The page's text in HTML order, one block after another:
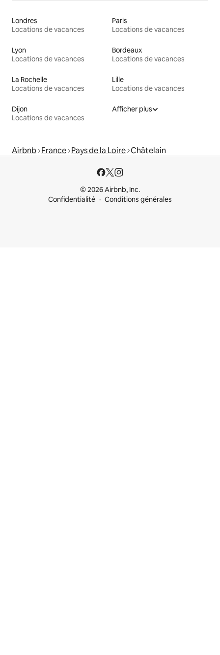
Londres
Locations de vacances
Paris
Locations de vacances
Lyon
Locations de vacances
Bordeaux
Locations de vacances
La Rochelle
Locations de vacances
Lille
Locations de vacances
Dijon
Locations de vacances
Afficher plus
Airbnb France Pays de la Loire Châtelain
© 2026 Airbnb, Inc.
Confidentialité
Conditions générales